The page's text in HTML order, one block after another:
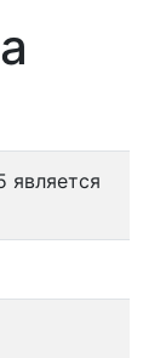
является